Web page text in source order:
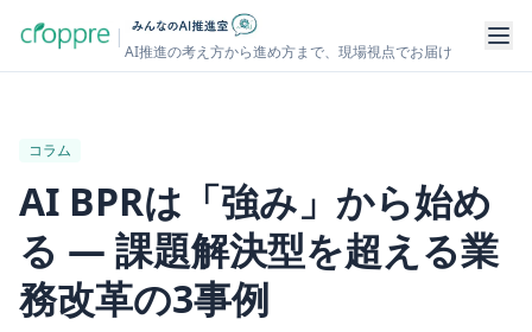
|
AI推進の考え方から進め方まで、現場視点でお届け
コラム
AI BPRは「強み」から始め
る ― 課題解決型を超える業
務改革の3事例